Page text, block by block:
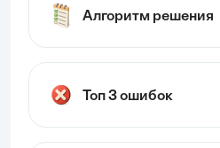
Алгоритм решения
Топ 3 ошибок